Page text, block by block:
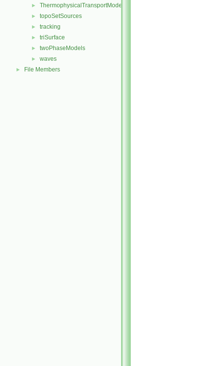
► ThermophysicalTransportModels
► topoSetSources
► tracking
► triSurface
► twoPhaseModels
► waves
► File Members